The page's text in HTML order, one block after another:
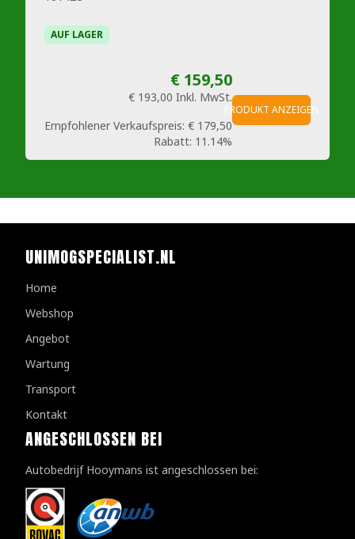
AUF LAGER
€ 159,50
€ 193,00 Inkl. MwSt.
Empfohlener Verkaufspreis: € 179,50
Rabatt: 11.14%
PRODUKT ANZEIGEN
UNIMOGSPECIALIST.NL
Home
Webshop
Angebot
Wartung
Transport
Kontakt
ANGESCHLOSSEN BEI
Autobedrijf Hooymans ist angeschlossen bei: